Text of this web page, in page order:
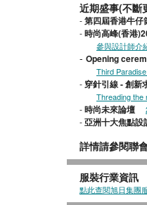
近期盛事(不斷
-第四屆香港牛仔
-時尚高峰(香港
參與設計師介
- Opening
Third
-穿針引線 - 創新
Threading the
-時尚未來論壇
-亞洲十大焦點設
詳情請參閱聯
服裝行業資訊
點此查閱旭日集團